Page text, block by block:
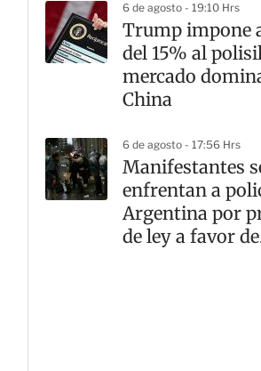
6 de agosto - 19:10 Hrs
Trump impone
del 15% al
mercado
China
6 de agosto - 17:56 Hrs
Manifestantes
enfrentan a
Argentina por
de ley a favor de